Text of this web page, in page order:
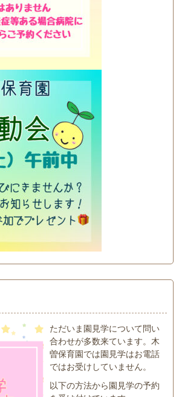
ただいま園見学について問い
合わせが多数来ています。木
曽保育園では園見学はお電話
ではお受けしていません。
以下の方法から園見学の予約